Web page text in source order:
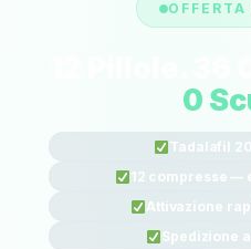
0
Tadalafil
12 compresse —
Attivazione
Spedizione